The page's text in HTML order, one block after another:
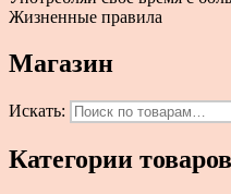
Жизненные правила
Магазин
Искать:
Категории товаров